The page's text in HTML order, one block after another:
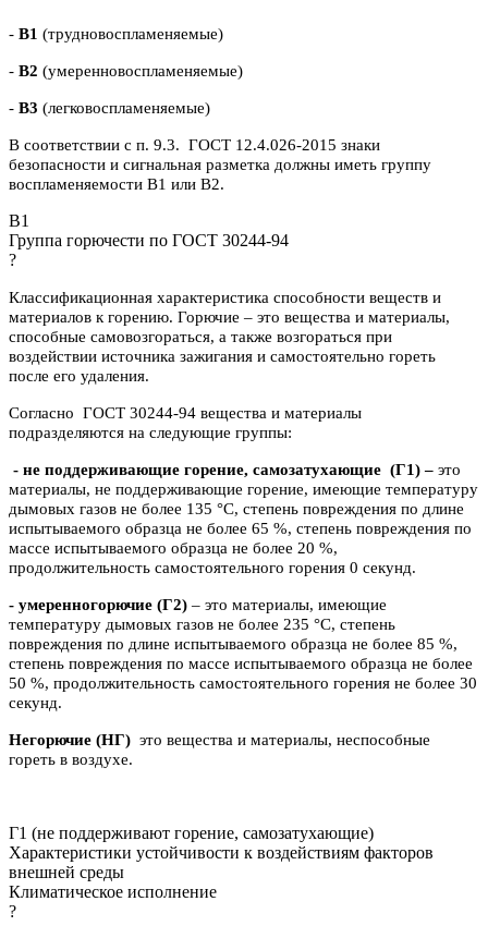
- В1 (трудновоспламеняемые)
- В2 (умеренновоспламеняемые)
- В3 (легковоспламеняемые)
В соответствии с п. 9.3. ГОСТ 12.4.026-2015 знаки
безопасности и сигнальная разметка должны иметь группу
воспламеняемости В1 или В2.
B1
Группа горючести по ГОСТ 30244-94
?
Классификационная характеристика способности веществ и
материалов к горению. Горючие – это вещества и материалы,
способные самовозгораться, а также возгораться при
воздействии источника зажигания и самостоятельно гореть
после его удаления.
Согласно ГОСТ 30244-94 вещества и материалы
подразделяются на следующие группы:
- не поддерживающие горение, самозатухающие (Г1) – это
материалы, не поддерживающие горение, имеющие температуру
дымовых газов не более 135 °C, степень повреждения по длине
испытываемого образца не более 65 %, степень повреждения по
массе испытываемого образца не более 20 %,
продолжительность самостоятельного горения 0 секунд.
- умеренногорючие (Г2) – это материалы, имеющие
температуру дымовых газов не более 235 °C, степень
повреждения по длине испытываемого образца не более 85 %,
степень повреждения по массе испытываемого образца не более
50 %, продолжительность самостоятельного горения не более 30
секунд.
Негорючие (НГ) это вещества и материалы, неспособные
гореть в воздухе.
Г1 (не поддерживают горение, самозатухающие)
Характеристики устойчивости к воздействиям факторов
внешней среды
Климатическое исполнение
?